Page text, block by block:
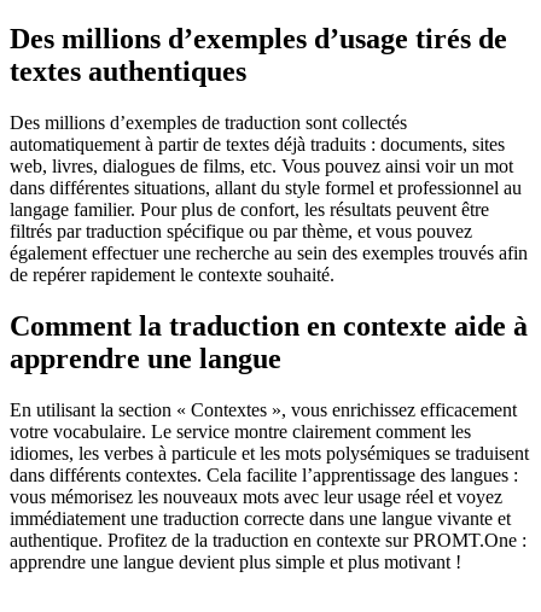
Des millions d’exemples d’usage tirés de
textes authentiques
Des millions d’exemples de traduction sont collectés
automatiquement à partir de textes déjà traduits : documents, sites
web, livres, dialogues de films, etc. Vous pouvez ainsi voir un mot
dans différentes situations, allant du style formel et professionnel au
langage familier. Pour plus de confort, les résultats peuvent être
filtrés par traduction spécifique ou par thème, et vous pouvez
également effectuer une recherche au sein des exemples trouvés afin
de repérer rapidement le contexte souhaité.
Comment la traduction en contexte aide à
apprendre une langue
En utilisant la section « Contextes », vous enrichissez efficacement
votre vocabulaire. Le service montre clairement comment les
idiomes, les verbes à particule et les mots polysémiques se traduisent
dans différents contextes. Cela facilite l’apprentissage des langues :
vous mémorisez les nouveaux mots avec leur usage réel et voyez
immédiatement une traduction correcte dans une langue vivante et
authentique. Profitez de la traduction en contexte sur PROMT.One :
apprendre une langue devient plus simple et plus motivant !